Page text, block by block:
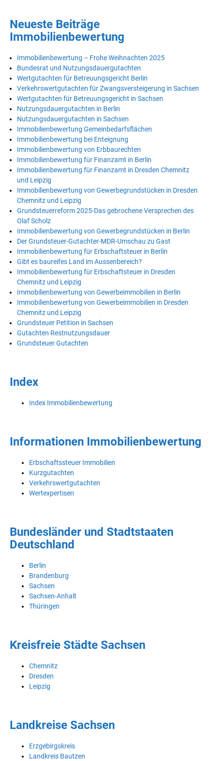
Neueste Beiträge
Immobilienbewertung
Immobilienbewertung – Frohe Weihnachten 2025
Bundesrat und Nutzungsdauergutachten
Wertgutachten für Betreuungsgericht Berlin
Verkehrswertgutachten für Zwangsversteigerung in Sachsen
Wertgutachten für Betreuungsgericht in Sachsen
Nutzungsdauergutachten in Berlin
Nutzungsdauergutachten in Sachsen
Immobilienbewertung Gemeinbedarfsflächen
Immobilienbewertung bei Enteignung
Immobilienbewertung von Erbbaurechten
Immobilienbewertung für Finanzamt in Berlin
Immobilienbewertung für Finanzamt in Dresden Chemnitz
und Leipzig
Immobilienbewertung von Gewerbegrundstücken in Dresden
Chemnitz und Leipzig
Grundsteuerreform 2025-Das gebrochene Versprechen des
Olaf Scholz
Immobilienbewertung von Gewerbegrundstücken in Berlin
Der Grundsteuer-Gutachter-MDR-Umschau zu Gast
Immobilienbewertung für Erbschaftsteuer in Berlin
Gibt es baureifes Land im Aussenbereich?
Immobilienbewertung für Erbschaftsteuer in Dresden
Chemnitz und Leipzig
Immobilienbewertung von Gewerbeimmobilien in Berlin
Immobilienbewertung von Gewerbeimmobilien in Dresden
Chemnitz und Leipzig
Grundsteuer Petition in Sachsen
Gutachten Restnutzungsdauer
Grundsteuer Gutachten
Index
Index Immobilienbewertung
Informationen Immobilienbewertung
Erbschaftssteuer Immobilien
Kurzgutachten
Verkehrswertgutachten
Wertexpertisen
Bundesländer und Stadtstaaten
Deutschland
Berlin
Brandenburg
Sachsen
Sachsen-Anhalt
Thüringen
Kreisfreie Städte Sachsen
Chemnitz
Dresden
Leipzig
Landkreise Sachsen
Erzgebirgskreis
Landkreis Bautzen